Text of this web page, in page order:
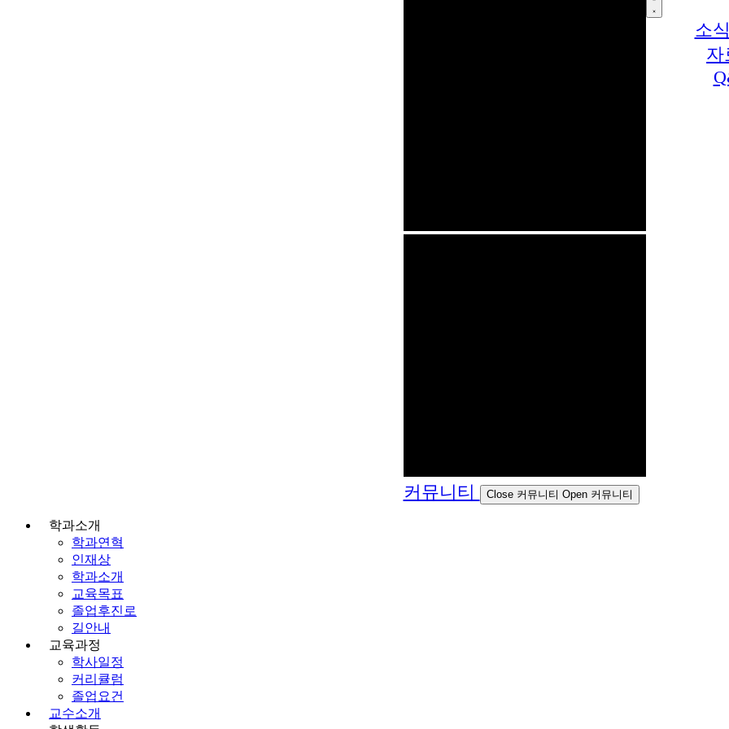
커뮤니티 Close 커뮤니티 Open 커뮤니티
소
자
학과소개
학과연혁
인재상
학과소개
교육목표
졸업후진로
길안내
교육과정
학사일정
커리큘럼
졸업요건
교수소개